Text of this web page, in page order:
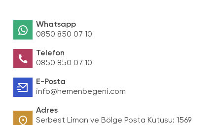
Whatsapp
0850 850 07 10
Telefon
0850 850 07 10
E-Posta
info@hemenbegeni.com
Adres
Serbest Liman ve Bölge Posta Kutusu: 1569